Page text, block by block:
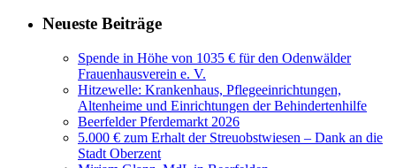
Neueste Beiträge
Spende in Höhe von 1035 € für den Odenwälder
Frauenhausverein e. V.
Hitzewelle: Krankenhaus, Pflegeeinrichtungen,
Altenheime und Einrichtungen der Behindertenhilfe
Beerfelder Pferdemarkt 2026
5.000 € zum Erhalt der Streuobstwiesen – Dank an die
Stadt Oberzent